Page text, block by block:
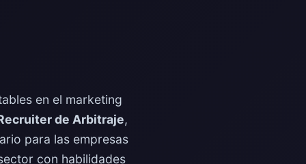
en el marketing
de Arbitraje,
para las empresas
con habilidades